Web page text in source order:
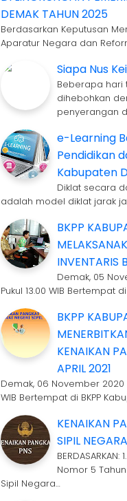
DEMAK TAHUN 2025
Berdasarkan Keputusan
Aparatur Negara dan
Siapa Nus
Beberapa hari
dihebohkan
penyerangan
e-Learning
Pendidikan
Kabupaten
Diklat secara
adalah model diklat jarak
BKPP
INVENTARIS
Demak, 05
Pukul 13.00 WIB Bertempat
BKPP
KENAIKAN
APRIL 2021
Demak, 06 November 2020
WIB Bertempat di BKPP
KENAIKAN
SIPIL NEGARA
Nomor 5
Sipil Negara…